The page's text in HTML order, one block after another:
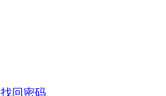
找回密码